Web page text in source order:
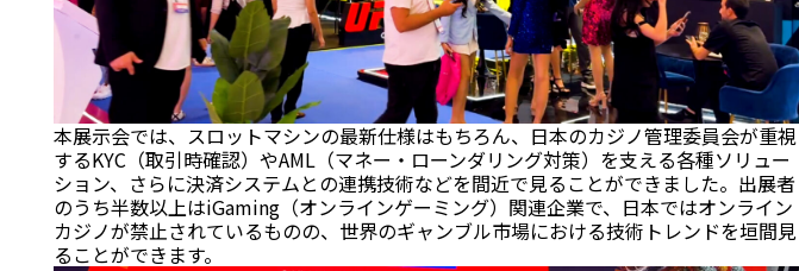
本展示会では、スロットマシンの最新仕様はもちろん、日本のカジノ管理委員会が重視
するKYC（取引時確認）やAML（マネー・ローンダリング対策）を支える各種ソリュー
ション、さらに決済システムとの連携技術などを間近で見ることができました。出展者
のうち半数以上はiGaming（オンラインゲーミング）関連企業で、日本ではオンライン
カジノが禁止されているものの、世界のギャンブル市場における技術トレンドを垣間見
ることができます。